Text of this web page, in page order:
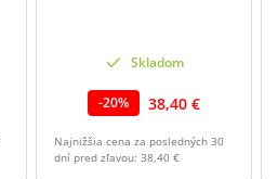
Skladom
-20% 38,40 €
Najnižšia cena za posledných 30
dní pred zľavou: 38,40 €